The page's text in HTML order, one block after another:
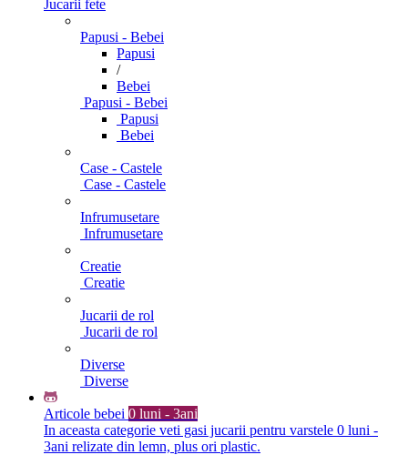
Jucarii fete
Papusi - Bebei
Papusi
/
Bebei
Papusi - Bebei
Papusi
Bebei
Case - Castele
Case - Castele
Infrumusetare
Infrumusetare
Creatie
Creatie
Jucarii de rol
Jucarii de rol
Diverse
Diverse
Articole bebei 0 luni - 3ani
In aceasta categorie veti gasi jucarii pentru varstele 0 luni -
3ani relizate din lemn, plus ori plastic.